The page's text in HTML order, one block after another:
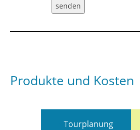
senden
Produkte und Kosten
Tourplanung